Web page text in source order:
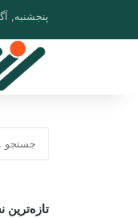
پنجشنبه, آگست